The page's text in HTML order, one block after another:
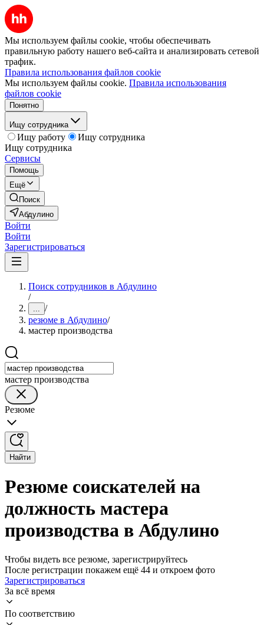
Мы используем файлы cookie, чтобы обеспечивать
правильную работу нашего веб-сайта и анализировать сетевой
трафик.
Правила использования файлов cookie
Мы используем файлы cookie. Правила использования
файлов cookie
Понятно
Ищу сотрудника
Ищу работу
Ищу сотрудника
Ищу сотрудника
Сервисы
Помощь
Ещё
Поиск
Абдулино
Войти
Войти
Зарегистрироваться
Поиск сотрудников в Абдулино
/
... /
резюме в Абдулино/
мастер производства
мастер производства
Резюме
Найти
Резюме соискателей на
должность мастера
производства в Абдулино
Чтобы видеть все резюме, зарегистрируйтесь
После регистрации покажем ещё 44 и откроем фото
Зарегистрироваться
За всё время
По соответствию